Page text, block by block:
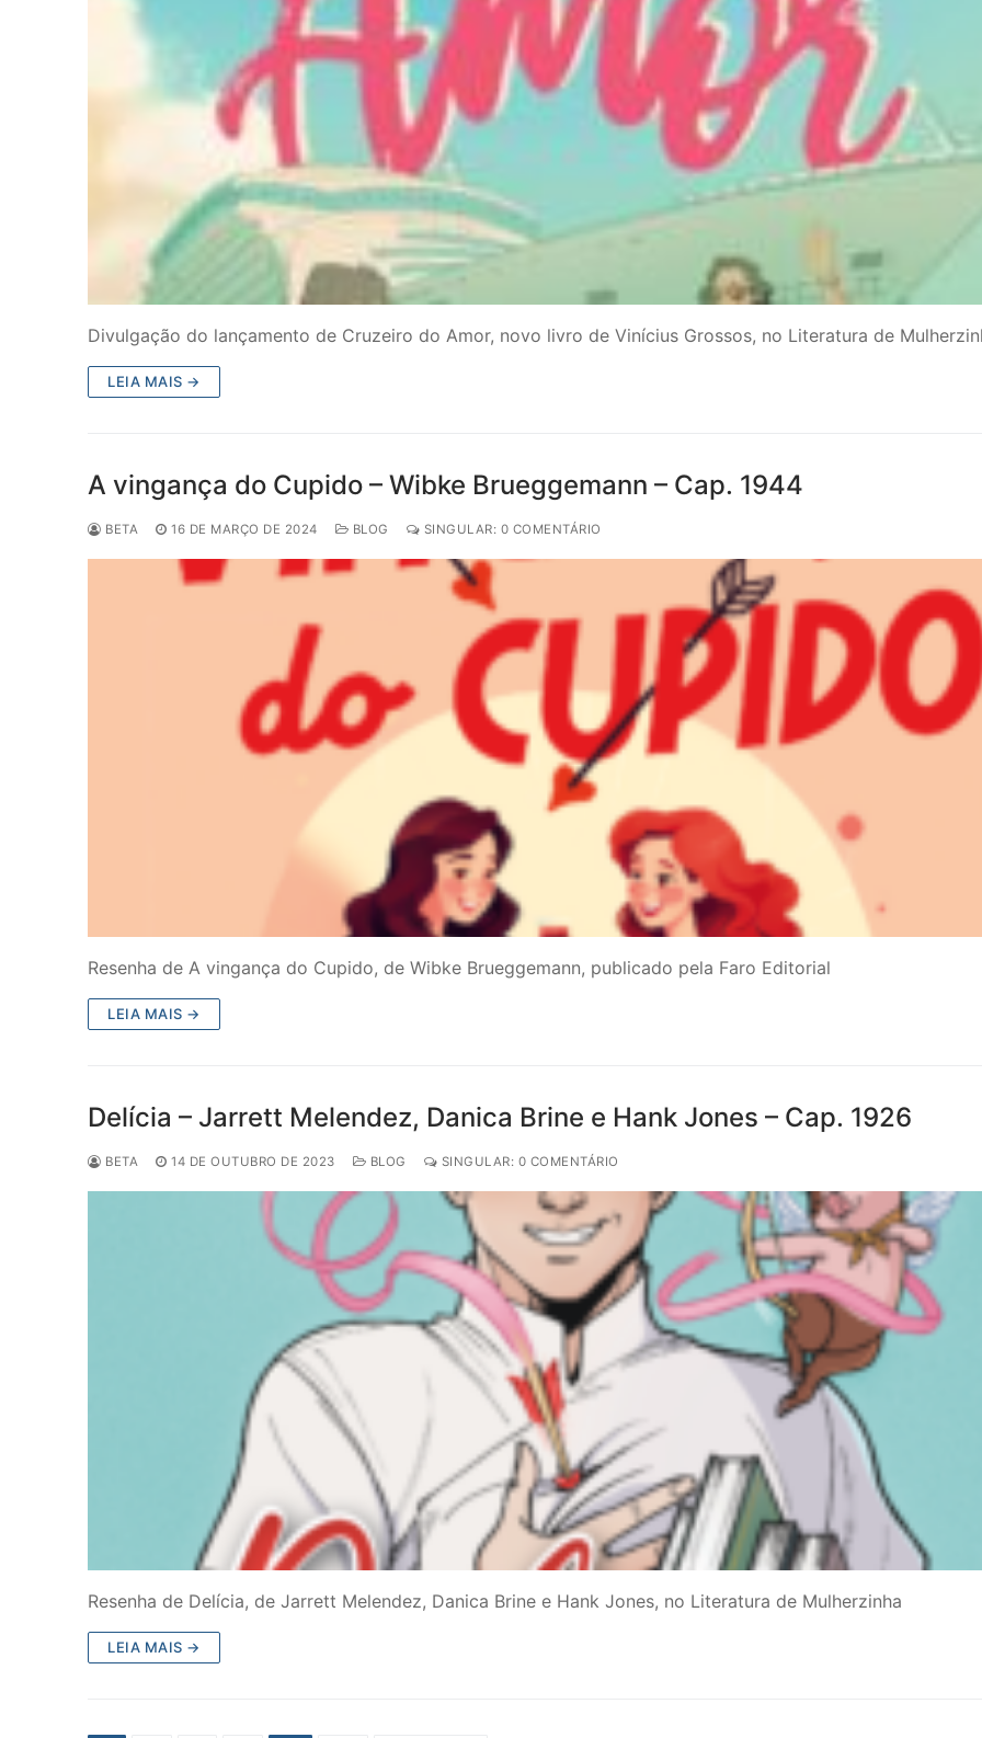
Divulgação do lançamento de Cruzeiro do Amor, novo livro de Vinícius Grossos, no Literatura de
LEIA MAIS →
A vingança do Cupido – Wibke Brueggemann – Cap. 1944
BETA 16 DE MARÇO DE 2024 BLOG SINGULAR: 0 COMENTÁRIO
Resenha de A vingança do Cupido, de Wibke Brueggemann, publicado pela Faro Editorial
LEIA MAIS →
Delícia – Jarrett Melendez, Danica Brine e Hank Jones – Cap. 1926
BETA 14 DE OUTUBRO DE 2023 BLOG SINGULAR: 0 COMENTÁRIO
Resenha de Delícia, de Jarrett Melendez, Danica Brine e Hank Jones, no Literatura de Mulherzinha
LEIA MAIS →